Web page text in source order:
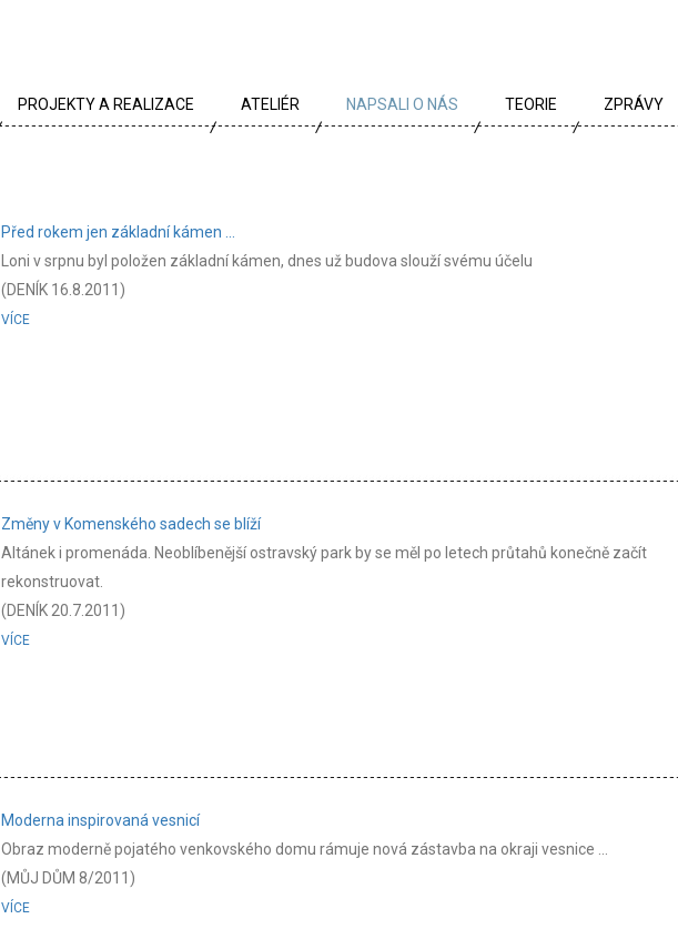
PROJEKTY A REALIZACE ATELIÉR NAPSALI O NÁS TEORIE ZPRÁVY
Před rokem jen základní kámen ...
Loni v srpnu byl položen základní kámen, dnes už budova slouží svému účelu
(DENÍK 16.8.2011)
VÍCE
Změny v Komenského sadech se blíží
Altánek i promenáda. Neoblíbenější ostravský park by se měl po letech průtahů konečně začít
rekonstruovat.
(DENÍK 20.7.2011)
VÍCE
Moderna inspirovaná vesnicí
Obraz moderně pojatého venkovského domu rámuje nová zástavba na okraji vesnice ...
(MŮJ DŮM 8/2011)
VÍCE